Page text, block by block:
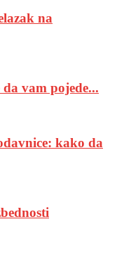
na
vam pojede...
kako da